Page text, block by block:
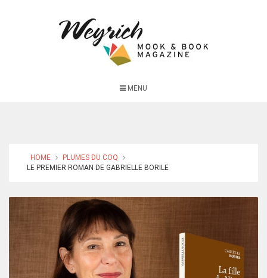
MENU
HOME
PLUMES DU COQ
LE PREMIER ROMAN DE GABRIELLE BORILE